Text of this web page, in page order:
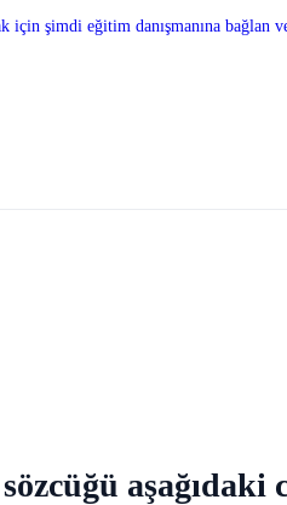
için şimdi eğitim danışmanına bağlan
aşağıdaki